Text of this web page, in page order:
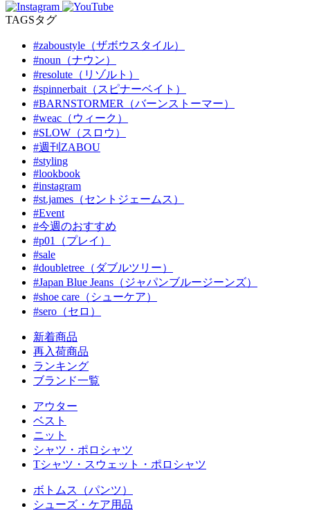
TAGSタグ
#zaboustyle（ザボウスタイル）
#noun（ナウン）
#resolute（リゾルト）
#spinnerbait（スピナーベイト）
#BARNSTORMER（バーンストーマー）
#weac（ウィーク）
#SLOW（スロウ）
#週刊ZABOU
#styling
#lookbook
#instagram
#st.james（セントジェームス）
#Event
#今週のおすすめ
#p01（プレイ）
#sale
#doubletree（ダブルツリー）
#Japan Blue Jeans（ジャパンブルージーンズ）
#shoe care（シューケア）
#sero（セロ）
新着商品
再入荷商品
ランキング
ブランド一覧
アウター
ベスト
ニット
シャツ・ポロシャツ
Tシャツ・スウェット・ポロシャツ
ボトムス（パンツ）
シューズ・ケア用品